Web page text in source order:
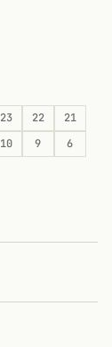
23 22
21
10 9
6